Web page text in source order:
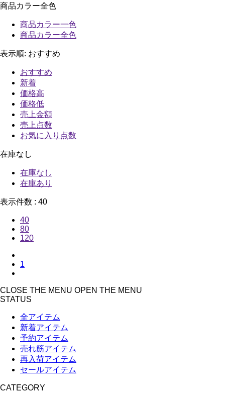
商品カラー全色
商品カラー一色
商品カラー全色
表示順: おすすめ
おすすめ
新着
価格高
価格低
売上金額
売上点数
お気に入り点数
在庫なし
在庫なし
在庫あり
表示件数 : 40
40
80
120
1
CLOSE THE MENU OPEN THE MENU
STATUS
全アイテム
新着アイテム
予約アイテム
売れ筋アイテム
再入荷アイテム
セールアイテム
CATEGORY